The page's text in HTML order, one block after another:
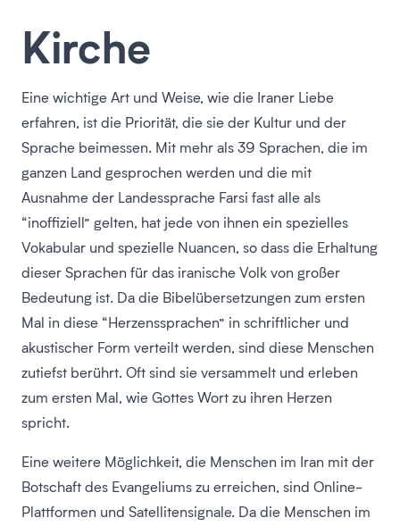
Kirche
Eine wichtige Art und Weise, wie die Iraner Liebe
erfahren, ist die Priorität, die sie der Kultur und der
Sprache beimessen. Mit mehr als 39 Sprachen, die im
ganzen Land gesprochen werden und die mit
Ausnahme der Landessprache Farsi fast alle als
“inoffiziell” gelten, hat jede von ihnen ein spezielles
Vokabular und spezielle Nuancen, so dass die Erhaltung
dieser Sprachen für das iranische Volk von großer
Bedeutung ist. Da die Bibelübersetzungen zum ersten
Mal in diese “Herzenssprachen” in schriftlicher und
akustischer Form verteilt werden, sind diese Menschen
zutiefst berührt. Oft sind sie versammelt und erleben
zum ersten Mal, wie Gottes Wort zu ihren Herzen
spricht.
Eine weitere Möglichkeit, die Menschen im Iran mit der
Botschaft des Evangeliums zu erreichen, sind Online-
Plattformen und Satellitensignale. Da die Menschen im